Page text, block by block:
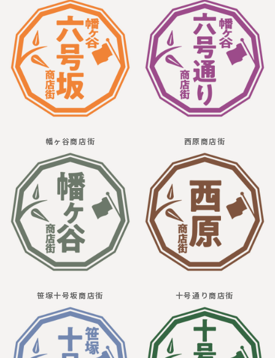
幡ヶ谷商店街 西原商店街
笹塚十号坂商店街 十号通り商店街